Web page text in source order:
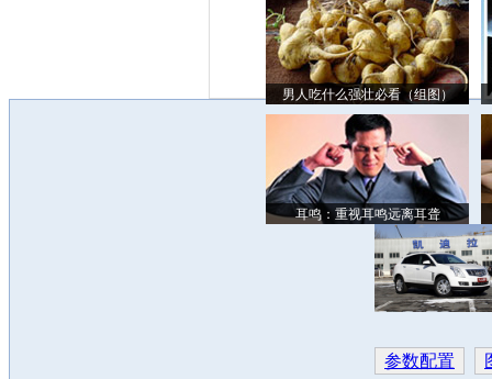
男人吃什么强壮必看（组图）
耳鸣：重视耳鸣远离耳聋
参数配置